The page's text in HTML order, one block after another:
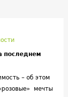
последнем
– об этом
мечты